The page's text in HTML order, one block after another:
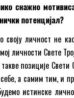
снажно
потенцијал?
личност не
личности Свете
позиције
а самим тим, и
истинске